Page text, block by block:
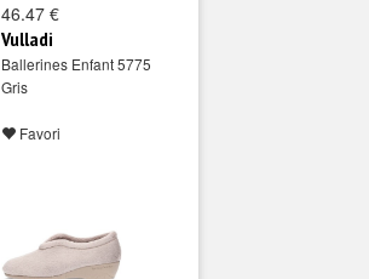
46.47 €
Vulladi
Ballerines Enfant 5775
Gris
Favori